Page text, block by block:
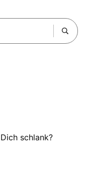
schlank?